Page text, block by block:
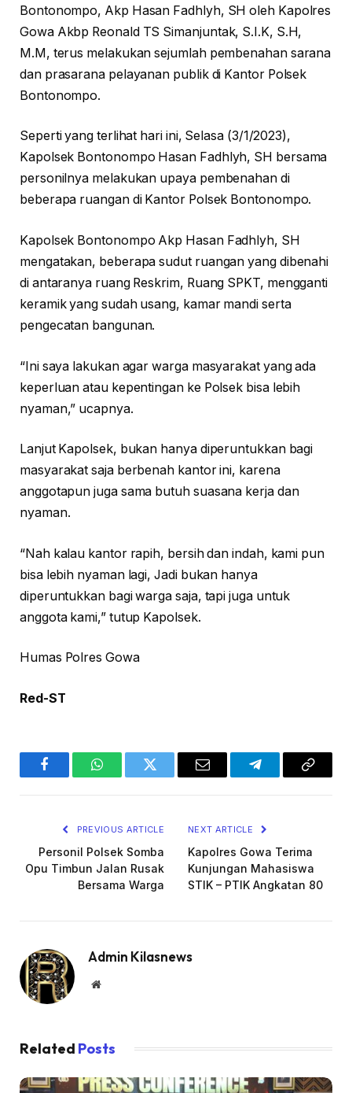
Bontonompo, Akp Hasan Fadhlyh, SH oleh Kapolres
Gowa Akbp Reonald TS Simanjuntak, S.I.K, S.H,
M.M, terus melakukan sejumlah pembenahan sarana
dan prasarana pelayanan publik di Kantor Polsek
Bontonompo.
Seperti yang terlihat hari ini, Selasa (3/1/2023),
Kapolsek Bontonompo Hasan Fadhlyh, SH bersama
personilnya melakukan upaya pembenahan di
beberapa ruangan di Kantor Polsek Bontonompo.
Kapolsek Bontonompo Akp Hasan Fadhlyh, SH
mengatakan, beberapa sudut ruangan yang dibenahi
di antaranya ruang Reskrim, Ruang SPKT, mengganti
keramik yang sudah usang, kamar mandi serta
pengecatan bangunan.
“Ini saya lakukan agar warga masyarakat yang ada
keperluan atau kepentingan ke Polsek bisa lebih
nyaman,” ucapnya.
Lanjut Kapolsek, bukan hanya diperuntukkan bagi
masyarakat saja berbenah kantor ini, karena
anggotapun juga sama butuh suasana kerja dan
nyaman.
“Nah kalau kantor rapih, bersih dan indah, kami pun
bisa lebih nyaman lagi, Jadi bukan hanya
diperuntukkan bagi warga saja, tapi juga untuk
anggota kami,” tutup Kapolsek.
Humas Polres Gowa
Red-ST
FacebookWhatsAppTwitter Email TelegramCopy
PREVIOUS ARTICLE
Personil Polsek Somba
Opu Timbun Jalan Rusak
Bersama Warga
NEXT ARTICLE
Kapolres Gowa Terima
Kunjungan Mahasiswa
STIK – PTIK Angkatan 80
Admin Kilasnews
Website
Related Posts